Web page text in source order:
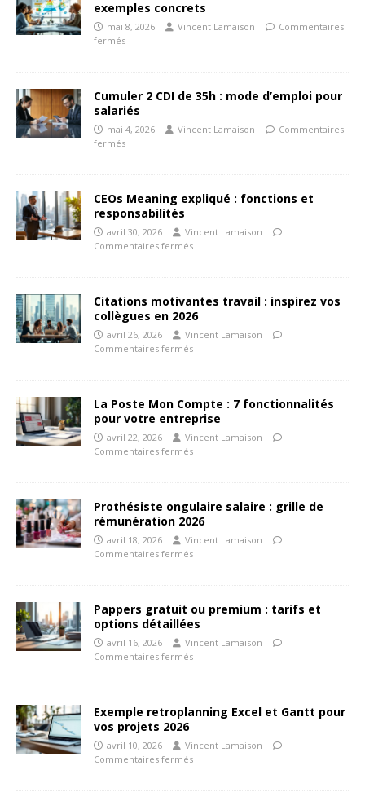
exemples concrets
mai 8, 2026 Vincent Lamaison
Commentaires
fermés
Cumuler 2 CDI de 35h : mode d’emploi pour
salariés
mai 4, 2026 Vincent Lamaison
Commentaires
fermés
CEOs Meaning expliqué : fonctions et
responsabilités
avril 30, 2026
Vincent Lamaison
Commentaires fermés
Citations motivantes travail : inspirez vos
collègues en 2026
avril 26, 2026
Vincent Lamaison
Commentaires fermés
La Poste Mon Compte : 7 fonctionnalités
pour votre entreprise
avril 22, 2026
Vincent Lamaison
Commentaires fermés
Prothésiste ongulaire salaire : grille de
rémunération 2026
avril 18, 2026
Vincent Lamaison
Commentaires fermés
Pappers gratuit ou premium : tarifs et
options détaillées
avril 16, 2026
Vincent Lamaison
Commentaires fermés
Exemple retroplanning Excel et Gantt pour
vos projets 2026
avril 10, 2026
Vincent Lamaison
Commentaires fermés